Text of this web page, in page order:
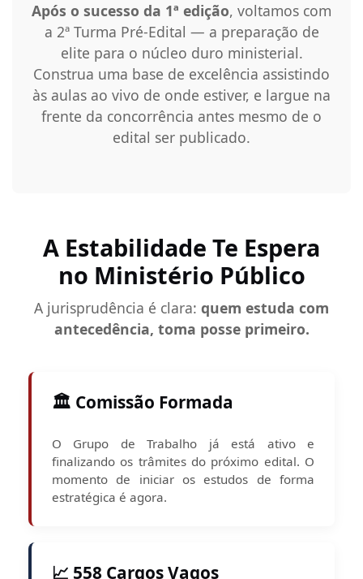
Após o sucesso da 1ª edição, voltamos com
a 2ª Turma Pré-Edital — a preparação de
elite para o núcleo duro ministerial.
Construa uma base de excelência assistindo
às aulas ao vivo de onde estiver, e largue na
frente da concorrência antes mesmo de o
edital ser publicado.
A Estabilidade Te Espera
no Ministério Público
A jurisprudência é clara: quem estuda com
antecedência, toma posse primeiro.
🏛️ Comissão Formada
O Grupo de Trabalho já está ativo e
finalizando os trâmites do próximo edital. O
momento de iniciar os estudos de forma
estratégica é agora.
📈 558 Cargos Vagos